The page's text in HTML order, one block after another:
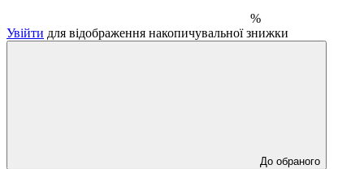
%
Увійти для відображення накопичувальної знижки
До обраного